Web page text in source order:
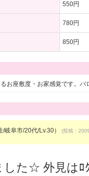
550円
780円
850円
お座敷度・お家感覚です。バ
/岐阜市/20代/Lv.30） (投稿：
た☆ 外見はﾛ